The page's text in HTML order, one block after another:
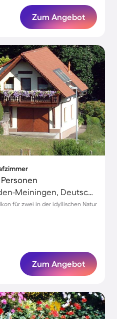
Zum Angebot
Trusetal, Schmalkalden-Meiningen, Deutschland
für zwei in der idyllischen Natur
Zum Angebot